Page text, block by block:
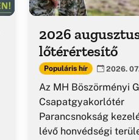
2026
lőtérértesítő
Populáris hír 2026.
Az MH Böszörményi
Csapatgyakorlótér
Parancsnokság
lévő honvédségi